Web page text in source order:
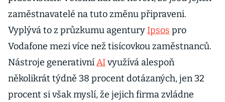
zaměstnavatelé na tuto změnu připraveni.
Vyplývá to z průzkumu agentury Ipsos pro
Vodafone mezi více než tisícovkou zaměstnanců.
Nástroje generativníAIvyužívá alespoň
několikrát týdně 38 procent dotázaných, jen 32
procent si však myslí, že jejich firma zvládne